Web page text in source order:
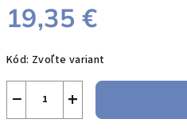
19,35 €
cena:
Kód: Zvoľte variant
+
−